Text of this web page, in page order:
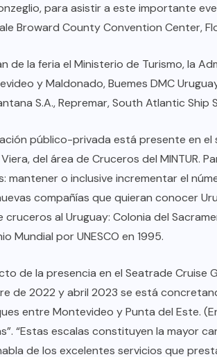
para asistir a este importante
Broward County Convention Center,
de la feria el Ministerio de Turismo, la
y Maldonado, Buemes DMC
S.A., Repremar, South Atlantic Ship
público-privada está presente en
del área de Cruceros del MINTUR.
mantener o inclusive incrementar el
compañías que quieran conocer
cruceros al Uruguay: Colonia del
Mundial por UNESCO en 1995.
de la presencia en el Seatrade Cruise
de 2022 y abril 2023 se está
entre Montevideo y Punta del Este.
“Estas escalas constituyen la mayor
de los excelentes servicios que
NOTICIAS
DEL MILAGRO BOHEMIO:
EN BANCARROTA